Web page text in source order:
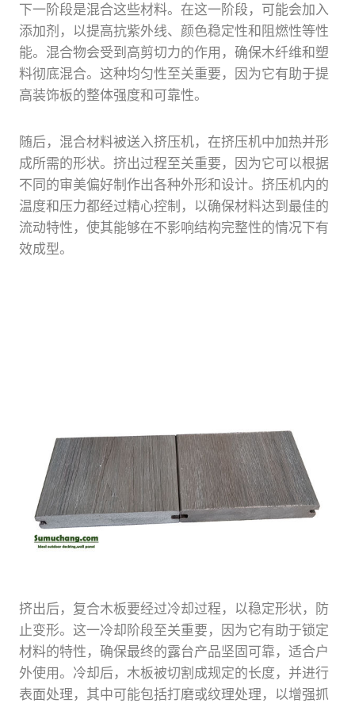
下一阶段是混合这些材料。在这一阶段，可能会加入
添加剂，以提高抗紫外线、颜色稳定性和阻燃性等性
能。混合物会受到高剪切力的作用，确保木纤维和塑
料彻底混合。这种均匀性至关重要，因为它有助于提
高装饰板的整体强度和可靠性。
随后，混合材料被送入挤压机，在挤压机中加热并形
成所需的形状。挤出过程至关重要，因为它可以根据
不同的审美偏好制作出各种外形和设计。挤压机内的
温度和压力都经过精心控制，以确保材料达到最佳的
流动特性，使其能够在不影响结构完整性的情况下有
效成型。
挤出后，复合木板要经过冷却过程，以稳定形状，防
止变形。这一冷却阶段至关重要，因为它有助于锁定
材料的特性，确保最终的露台产品坚固可靠，适合户
外使用。冷却后，木板被切割成规定的长度，并进行
表面处理，其中可能包括打磨或纹理处理，以增强抓